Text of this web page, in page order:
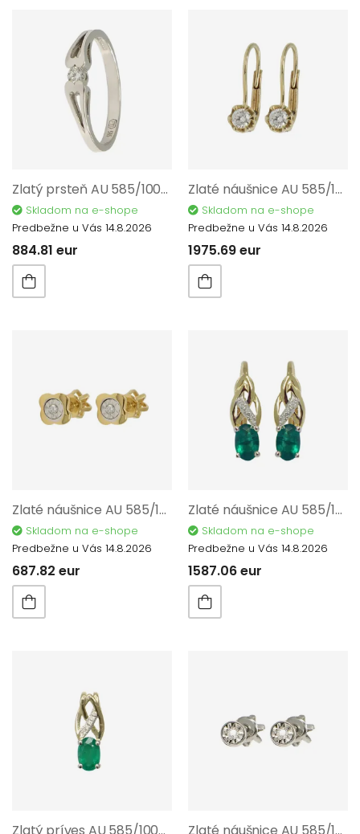
Zlatý prsteň AU 585/1000 1,67 gr KPR181909401-51
Skladom na e-shope
Predbežne u Vás 14.8.2026
884.81 eur
Zlaté náušnice AU 585/1000 1,55 gr KPR383118604
Skladom na e-shope
Predbežne u Vás 14.8.2026
1975.69 eur
Zlaté náušnice AU 585/1000 1,47 gr KPR473006104
Skladom na e-shope
Predbežne u Vás 14.8.2026
687.82 eur
Zlaté náušnice AU 585/1000 1,82 gr KPR383457704
Skladom na e-shope
Predbežne u Vás 14.8.2026
1587.06 eur